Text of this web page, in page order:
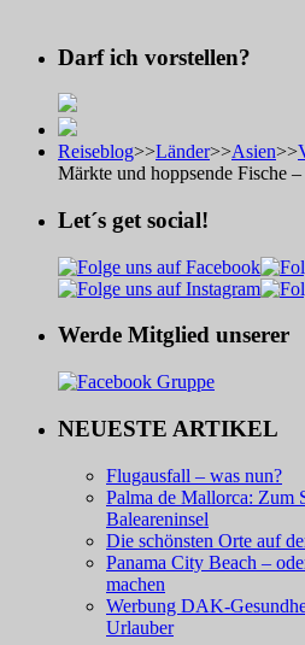
Darf ich vorstellen?
Reiseblog>>Länder>>Asien>>
Märkte und hoppsende Fische
Let´s get social!
Werde Mitglied unserer
NEUESTE ARTIKEL
Flugausfall – was nun?
Palma de Mallorca: Zum
Baleareninsel
Die schönsten Orte auf
Panama City Beach –
machen
Werbung DAK-
Urlauber